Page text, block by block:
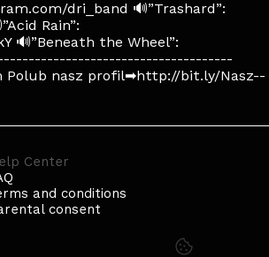
dri_band 🔊”Trashard”:
Rain”:
🔊”Beneath the Wheel”:
---------------------------------------
Polub nasz profil➡http://bit.ly/Nasz--
Center
and conditions
consent